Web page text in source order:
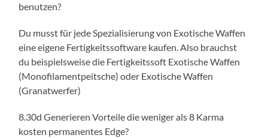
benutzen?
Du musst für jede Spezialisierung von Exotische Waffen
eine eigene Fertigkeitssoftware kaufen. Also brauchst
du beispielsweise die Fertigkeitssoft Exotische Waffen
(Monofilamentpeitsche) oder Exotische Waffen
(Granatwerfer)
8.30d Generieren Vorteile die weniger als 8 Karma
kosten permanentes Edge?